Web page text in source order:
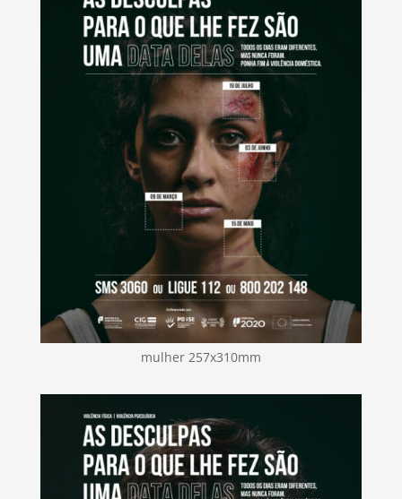
mulher 257x310mm